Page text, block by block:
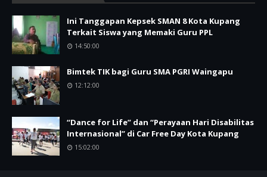
Ini Tanggapan Kepsek SMAN 8 Kota Kupang
Terkait Siswa yang Memaki Guru PPL
14:50:00
Bimtek TIK bagi Guru SMA PGRI Waingapu
12:12:00
“Dance for Life” dan “Perayaan Hari Disabilitas
Internasional” di Car Free Day Kota Kupang
15:02:00